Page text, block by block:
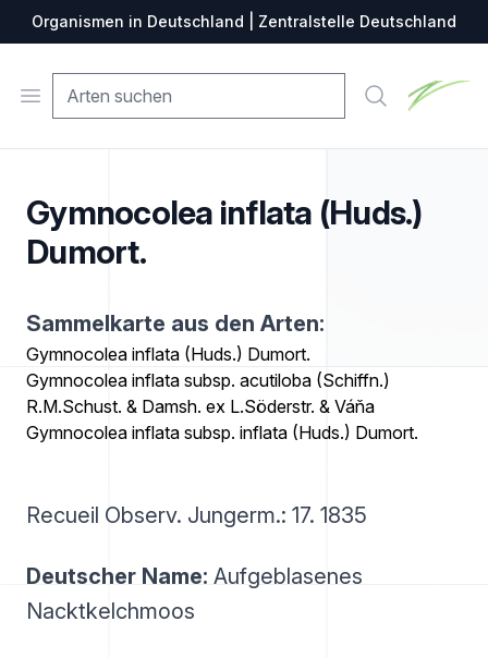
Organismen in Deutschland | Zentralstelle Deutschland
Open menu Suche
Gymnocolea inflata (Huds.)
Dumort.
Sammelkarte aus den Arten:
Gymnocolea inflata (Huds.) Dumort.
Gymnocolea inflata subsp. acutiloba (Schiffn.)
R.M.Schust. & Damsh. ex L.Söderstr. & Váňa
Gymnocolea inflata subsp. inflata (Huds.) Dumort.
Recueil Observ. Jungerm.: 17. 1835
Deutscher Name: Aufgeblasenes
Nacktkelchmoos